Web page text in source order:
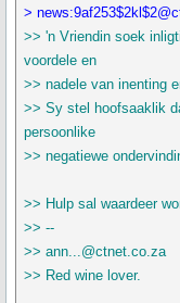
>
>> 'n Vriendin soek
voordele en
>> nadele van inenting
>> Sy stel hoofsaaklik
persoonlike
>> negatiewe
>> Hulp sal waardeer
>> --
>> ann...@ctnet.co.za
>> Red wine lover.